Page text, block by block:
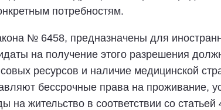
потребностям.
№ 6458, предназначены для
на получение этого разрешения
ресурсов и наличие медицинской
бессрочные права на проживание,
жительство в соответствии со